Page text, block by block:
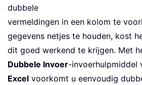
dubbele
vermeldingen in een kolom te
gegevens netjes te houden, kost
dit goed werkend te krijgen. Met
Dubbele Invoer-invoerhulpmiddel
Excel voorkomt u eenvoudig